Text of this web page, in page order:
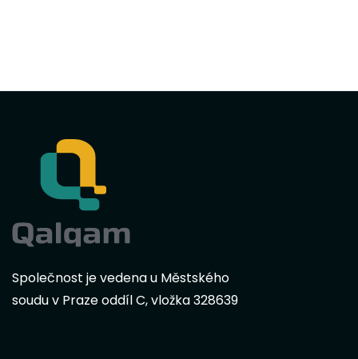
Společnost je vedena u Městského
soudu v Praze oddíl C, vložka 328639